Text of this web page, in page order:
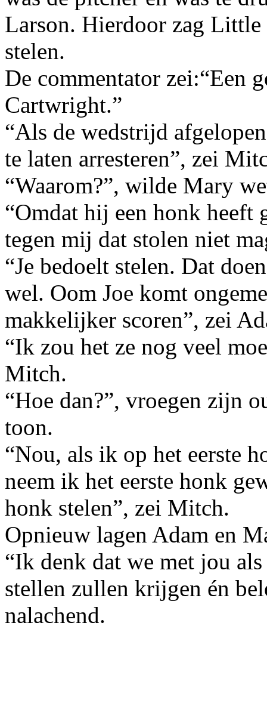
Larson. Hierdoor zag Little
stelen.
De commentator zei:“Een
Cartwright.”
“Als de wedstrijd
te laten arresteren”, zei
“Waarom?”, wilde Mary
“Omdat hij een honk
tegen mij dat stolen niet
“Je bedoelt stelen. Dat
wel. Oom Joe komt
makkelijker scoren”, zei
“Ik zou het ze nog veel
Mitch.
“Hoe dan?”, vroegen zijn
toon.
“Nou, als ik op het eerste
neem ik het eerste honk
honk stelen”, zei Mitch.
Opnieuw lagen Adam en
“Ik denk dat we met jou
stellen zullen krijgen én
nalachend.